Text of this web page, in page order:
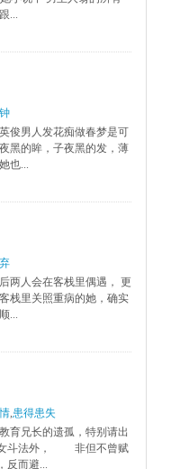
...
男人发花痴做春梦是可
的眸，子夜黑的发，薄
也...
两人会在客栈里偶遇， 更
栈里关照重病的她，确实
...
,患得患失
兄长的遗孤，特别请出
女斗法外， 非但不曾赋
反而避...